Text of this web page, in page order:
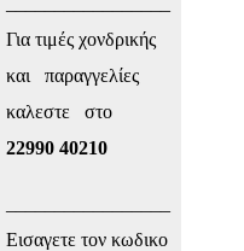
Για τιμές χονδρικής
και παραγγελίες
καλεστε στο
22990 40210
Εισαγετε τον κωδικο